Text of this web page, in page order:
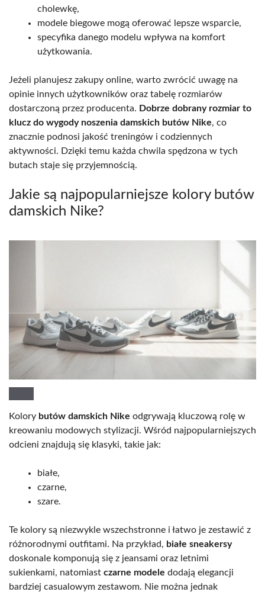
cholewkę,
modele biegowe mogą oferować lepsze wsparcie,
specyfika danego modelu wpływa na komfort
użytkowania.
Jeżeli planujesz zakupy online, warto zwrócić uwagę na
opinie innych użytkowników oraz tabelę rozmiarów
dostarczoną przez producenta. Dobrze dobrany rozmiar to
klucz do wygody noszenia damskich butów Nike, co
znacznie podnosi jakość treningów i codziennych
aktywności. Dzięki temu każda chwila spędzona w tych
butach staje się przyjemnością.
Jakie są najpopularniejsze kolory butów
damskich Nike?
Kolory butów damskich Nike odgrywają kluczową rolę w
kreowaniu modowych stylizacji. Wśród najpopularniejszych
odcieni znajdują się klasyki, takie jak:
białe,
czarne,
szare.
Te kolory są niezwykle wszechstronne i łatwo je zestawić z
różnorodnymi outfitami. Na przykład, białe sneakersy
doskonale komponują się z jeansami oraz letnimi
sukienkami, natomiast czarne modele dodają elegancji
bardziej casualowym zestawom. Nie można jednak